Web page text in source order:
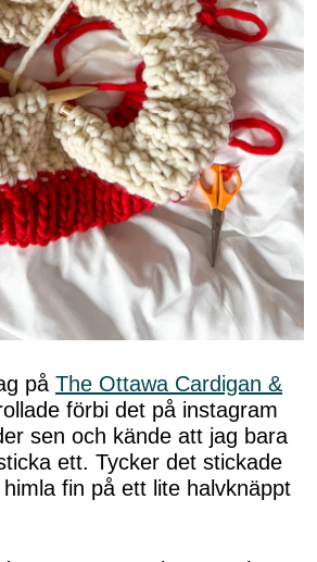
på The Ottawa Cardigan &
förbi det på instagram
sen och kände att jag bara
ett. Tycker det stickade
fin på ett lite halvknäppt